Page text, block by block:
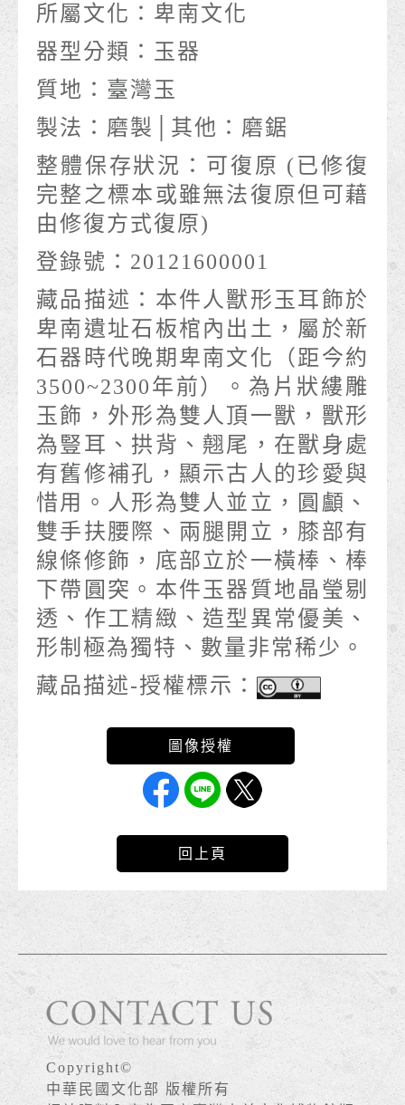
所屬文化： 卑南文化
器型分類： 玉器
質地： 臺灣玉
製法： 磨製│其他：磨鋸
整體保存狀況：
可復原 (已修復
完整之標本或雖無法復原但可藉
由修復方式復原)
登錄號： 20121600001
藏品描述： 本件人獸形玉耳飾於
卑南遺址石板棺內出土，屬於新
石器時代晚期卑南文化（距今約
3500~2300年前）。為片狀縷雕
玉飾，外形為雙人頂一獸，獸形
為豎耳、拱背、翹尾，在獸身處
有舊修補孔，顯示古人的珍愛與
惜用。人形為雙人並立，圓顱、
雙手扶腰際、兩腿開立，膝部有
線條修飾，底部立於一橫棒、棒
下帶圓突。本件玉器質地晶瑩剔
透、作工精緻、造型異常優美、
形制極為獨特、數量非常稀少。
藏品描述-授權標示：
回上頁
Copyright©
中華民國文化部 版權所有